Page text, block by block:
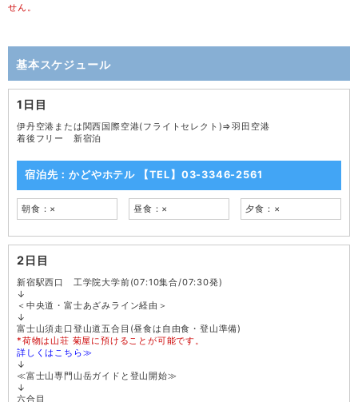
せん。
基本スケジュール
1日目
伊丹空港または関西国際空港(フライトセレクト)⇒羽田空港
着後フリー 新宿泊
宿泊先：かどやホテル 【TEL】03-3346-2561
朝食：× 昼食：× 夕食：×
2日目
新宿駅西口 工学院大学前(07:10集合/07:30発)
↓
＜中央道・富士あざみライン経由＞
↓
富士山須走口登山道五合目(昼食は自由食・登山準備)
*荷物は山荘 菊屋に預けることが可能です。
詳しくはこちら≫
↓
≪富士山専門山岳ガイドと登山開始≫
↓
六合目